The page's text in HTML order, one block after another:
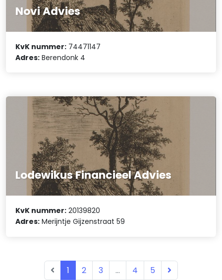
Novi Advies
KvK nummer: 74471147
Adres: Berendonk 4
Lodewikus Financieel Advies
KvK nummer: 20139820
Adres: Merijntje Gijzenstraat 59
1 2 3 ... 4 5